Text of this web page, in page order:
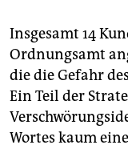
Insgesamt 14
Ordnungsamt
die die Gefahr
Ein Teil der
Wortes kaum